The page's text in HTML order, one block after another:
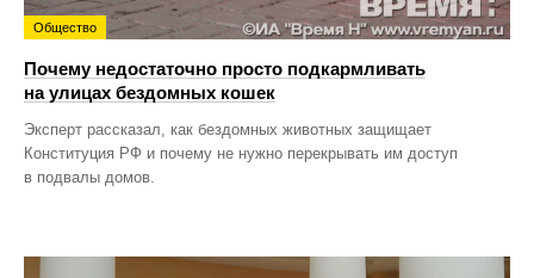
Общество
Почему недостаточно просто подкармливать
на улицах бездомных кошек
Эксперт рассказал, как бездомных животных защищает
Конституция РФ и почему не нужно перекрывать им доступ
в подвалы домов.